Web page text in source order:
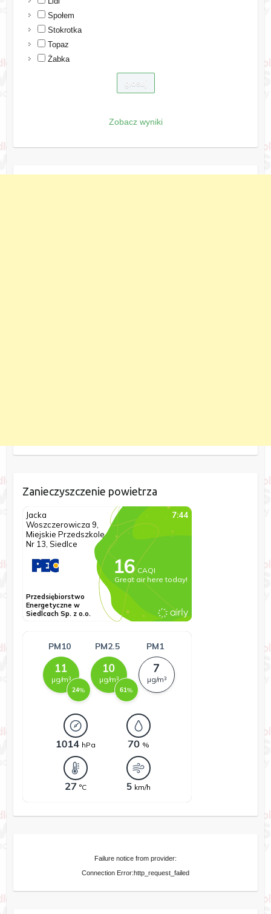
Społem
Stokrotka
Topaz
Żabka
Zobacz wyniki
Zanieczyszczenie powietrza
Failure notice from provider:
Connection Error:http_request_failed